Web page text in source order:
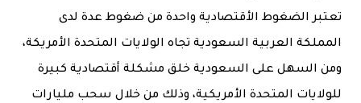
تعتبر الضغوط الأقتصادية واحدة من ضغوط عدة لدى
المملكة العربية السعودية تجاه الولايات المتحدة الأمريكة،
ومن السهل على السعودية خلق مشكلة أقتصادية كبيرة
للولايات المتحدة الأمريكية، وذلك من خلال سحب مليارات